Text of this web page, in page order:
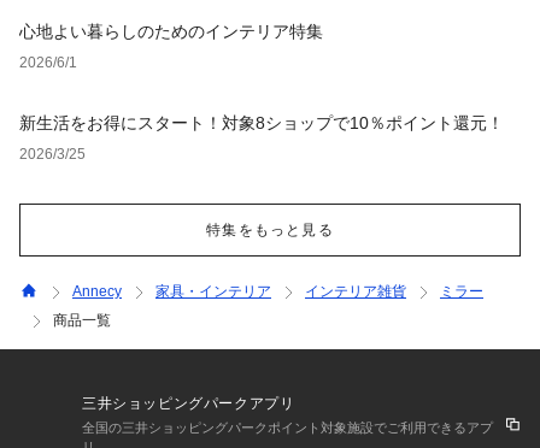
心地よい暮らしのためのインテリア特集
2026/6/1
新生活をお得にスタート！対象8ショップで10％ポイント還元！
2026/3/25
特集をもっと見る
Annecy 家具・インテリア インテリア雑貨
ミラー
商品一覧
三井ショッピングパークアプリ
全国の三井ショッピングパークポイント対象施設でご利用できるアプ